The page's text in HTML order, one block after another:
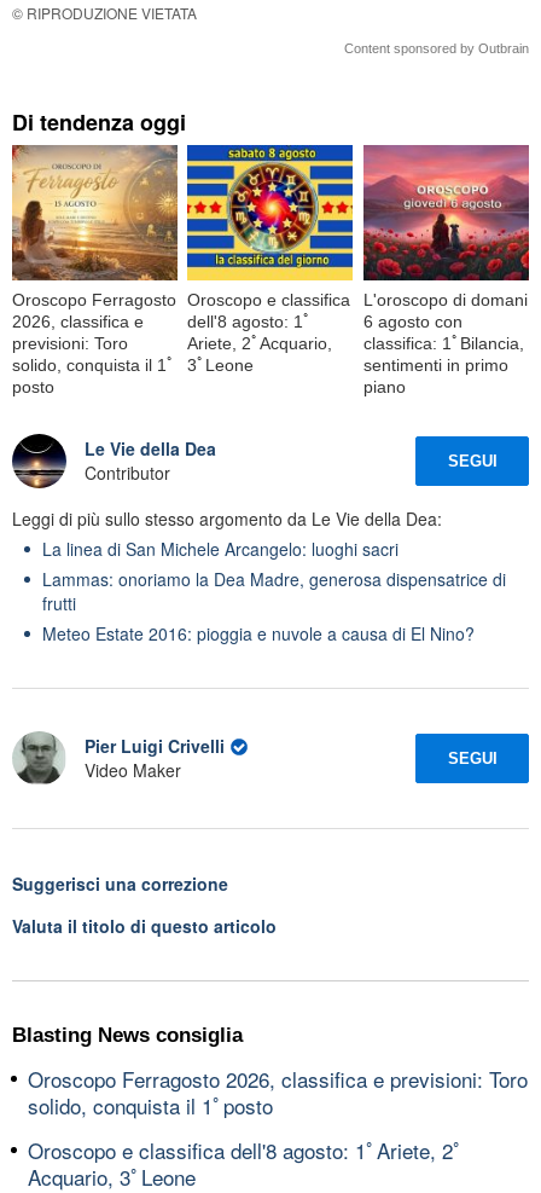
© RIPRODUZIONE VIETATA
Content sponsored by Outbrain
Di tendenza oggi
Oroscopo Ferragosto
2026, classifica e
previsioni: Toro
solido, conquista il 1ﾟ
posto
Oroscopo e classifica
dell'8 agosto: 1ﾟ
Ariete, 2ﾟAcquario,
3ﾟLeone
L'oroscopo di domani
6 agosto con
classifica: 1ﾟBilancia,
sentimenti in primo
piano
Le Vie della Dea
Contributor
SEGUI
Leggi di più sullo stesso argomento da Le Vie della Dea:
La linea di San Michele Arcangelo: luoghi sacri
Lammas: onoriamo la Dea Madre, generosa dispensatrice di
frutti
Meteo Estate 2016: pioggia e nuvole a causa di El Nino?
Pier Luigi Crivelli
Video Maker
SEGUI
Suggerisci una correzione
Valuta il titolo di questo articolo
Blasting News consiglia
Oroscopo Ferragosto 2026, classifica e previsioni: Toro
solido, conquista il 1ﾟposto
Oroscopo e classifica dell'8 agosto: 1ﾟAriete, 2ﾟ
Acquario, 3ﾟLeone